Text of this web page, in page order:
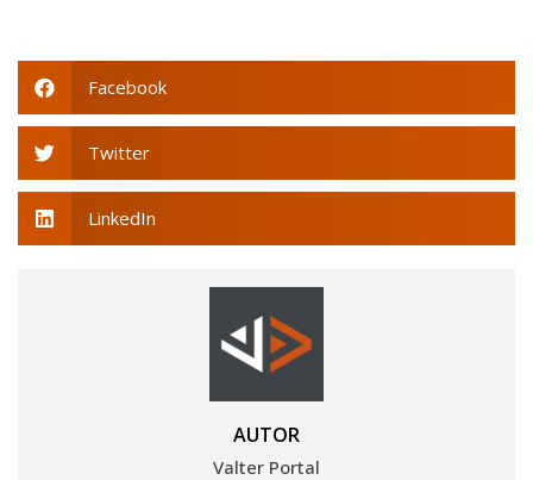
Facebook
Twitter
LinkedIn
AUTOR
Valter Portal